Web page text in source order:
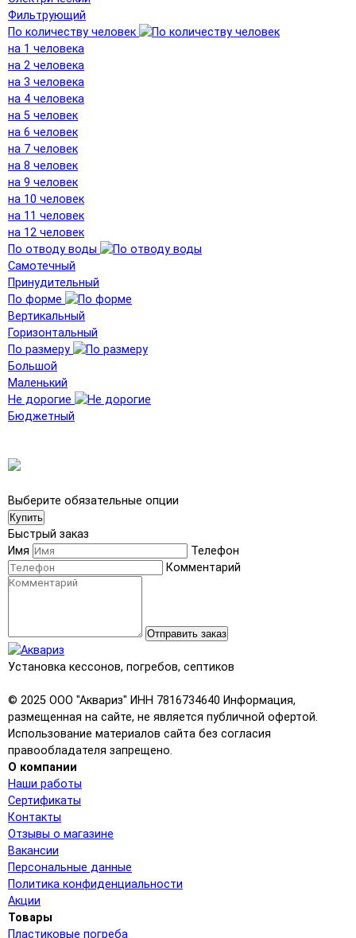
Фильтрующий
По количеству человек
на 1 человека
на 2 человека
на 3 человека
на 4 человека
на 5 человек
на 6 человек
на 7 человек
на 8 человек
на 9 человек
на 10 человек
на 11 человек
на 12 человек
По отводу воды
Самотечный
Принудительный
По форме
Вертикальный
Горизонтальный
По размеру
Большой
Маленький
Не дорогие
Бюджетный
Выберите обязательные опции
Купить
Быстрый заказ
Имя
Телефон
Комментарий
Отправить заказ
Установка кессонов, погребов, септиков
© 2025 ООО "Аквариз" ИНН 7816734640 Информация,
размещенная на сайте, не является публичной офертой.
Использование материалов сайта без согласия
правообладателя запрещено.
О компании
Наши работы
Сертификаты
Контакты
Отзывы о магазине
Вакансии
Персональные данные
Политика конфиденциальности
Акции
Товары
Пластиковые погреба